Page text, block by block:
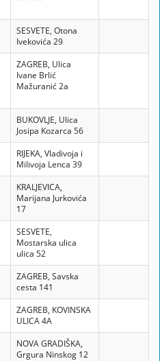
SESVETE, Otona
Ivekovića 29
ZAGREB, Ulica
Ivane Brlić
Mažuranić 2a
BUKOVLJE, Ulica
Josipa Kozarca 56
RIJEKA, Vladivoja i
Milivoja Lenca 39
KRALJEVICA,
Marijana Jurkovića
17
SESVETE,
Mostarska ulica
ulica 52
ZAGREB, Savska
cesta 141
ZAGREB, KOVINSKA
ULICA 4A
NOVA GRADIŠKA,
Grgura Ninskog 12